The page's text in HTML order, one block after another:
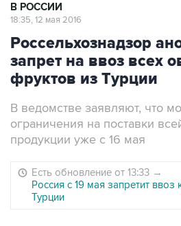
В РОССИИ
18:35, 12 мая 2016
Россельхознадзор
запрет на ввоз всех
фруктов из Турции
В ведомстве заявляют, что
ограничения на поставки
продукции уже с 16 мая
Есть обновление от 13:33 →
Россия с 19 мая запретит ввоз
Турции